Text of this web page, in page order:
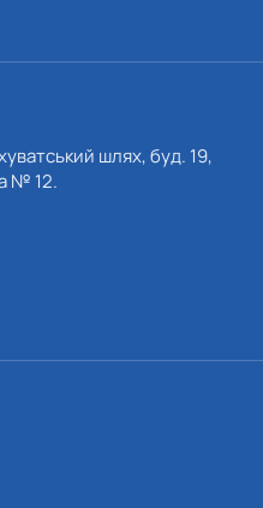
шлях, буд. 19,
№ 12.